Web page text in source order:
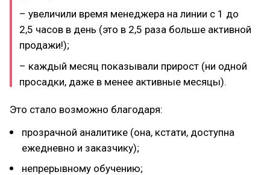
– увеличили время менеджера на линии с 1 до
2,5 часов в день (это в 2,5 раза больше активной
продажи!);
– каждый месяц показывали прирост (ни одной
просадки, даже в менее активные месяцы).
Это стало возможно благодаря:
прозрачной аналитике (она, кстати, доступна
ежедневно и заказчику);
непрерывному обучению;